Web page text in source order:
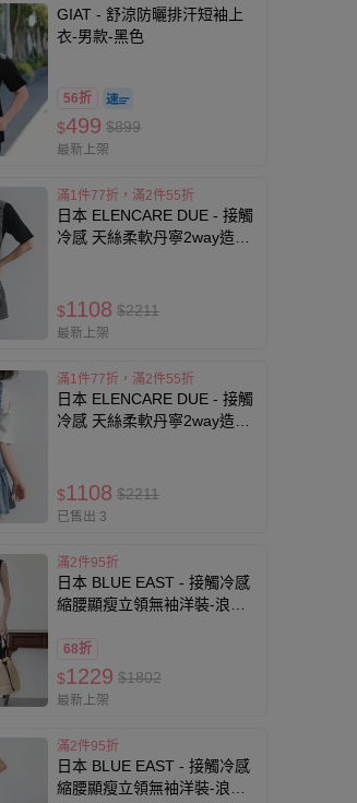
GIAT - 舒涼防曬排汗短袖上
衣-男款-黑色
56折
$499 $899
最新上架
滿1件77折，滿2件55折
日本 ELENCARE DUE - 接觸
冷感 天絲柔軟丹寧2way造型
$1108 $2211
最新上架
滿1件77折，滿2件55折
日本 ELENCARE DUE - 接觸
冷感 天絲柔軟丹寧2way造型
$1108 $2211
已售出 3
滿2件95折
日本 BLUE EAST - 接觸冷感
縮腰顯瘦立領無袖洋裝-浪漫
68折
$1229 $1802
最新上架
滿2件95折
日本 BLUE EAST - 接觸冷感
縮腰顯瘦立領無袖洋裝-浪漫